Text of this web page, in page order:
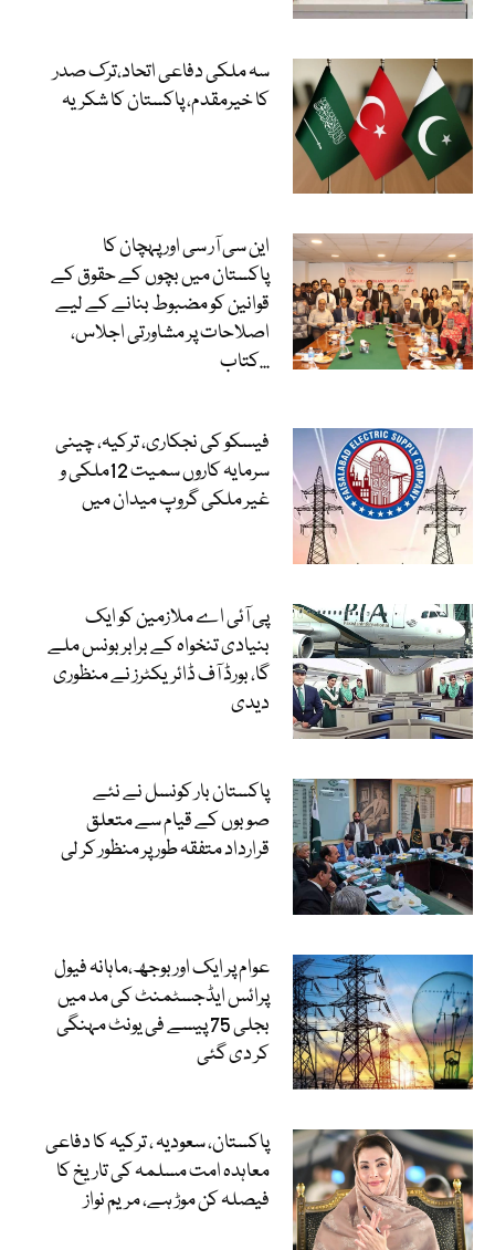
سہ ملکی دفاعی اتحاد،ترک صدر
کا خیرمقدم، پاکستان کا شکریہ
این سی آر سی اور پہچان کا
پاکستان میں بچوں کے حقوق کے
قوانین کو مضبوط بنانے کے لیے
اصلاحات پر مشاورتی اجلاس،
کتاب...
فیسکو کی نجکاری، ترکیہ، چینی
سرمایہ کاروں سمیت 12ملکی و
غیر ملکی گروپ میدان میں
پی آئی اے ملازمین کو ایک
بنیادی تنخواہ کے برابر بونس ملے
گا، بورڈ آف ڈائریکٹرز نے منظوری
دیدی
پاکستان بار کونسل نے نئے
صوبوں کے قیام سے متعلق
قرارداد متفقہ طور پر منظور کر لی
عوام پر ایک اور بوجھ،ماہانہ فیول
پرائس ایڈجسٹمنٹ کی مد میں
بجلی 75 پیسے فی یونٹ مہنگی
کر دی گئی
پاکستان، سعودیہ ، ترکیہ کا دفاعی
معاہدہ امت مسلمہ کی تاریخ کا
فیصلہ کن موڑ ہے، مریم نواز